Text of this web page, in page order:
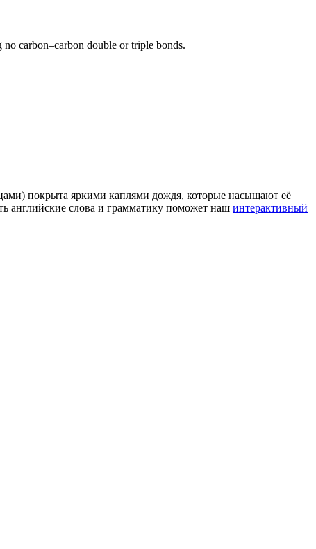
carbon–carbon double or triple bonds.
покрыта яркими каплями дождя, которые насыщают её
английские слова и грамматику поможет наш интерактивный